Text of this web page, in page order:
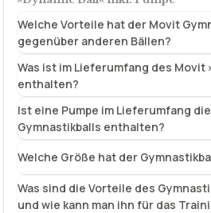
Welche Vorteile hat der Movit
gegenüber anderen Bällen?
Was ist im Lieferumfang des Movit
enthalten?
Ist eine Pumpe im Lieferumfang
Gymnastikballs enthalten?
Welche Größe hat der
Was sind die Vorteile des
und wie kann man ihn für das